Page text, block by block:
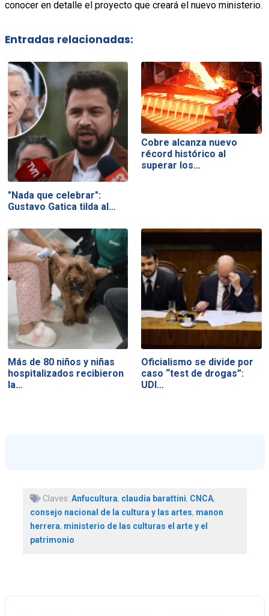
conocer en detalle el proyecto que creará el nuevo ministerio.
Entradas relacionadas:
"Nada que celebrar":
Gustavo Gatica tilda al…
Cobre alcanza nuevo
récord histórico al
superar los…
Más de 80 niños y niñas
hospitalizados recibieron
la…
Oficialismo se divide por
caso “test de drogas”:
UDI…
Claves: Anfucultura, claudia barattini, CNCA,
consejo nacional de la cultura y las artes, manon
herrera, ministerio de las culturas el arte y el
patrimonio